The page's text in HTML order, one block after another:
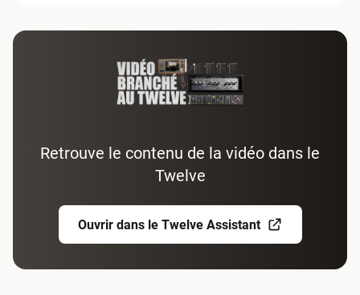
Retrouve le contenu de la vidéo dans le
Twelve
Ouvrir dans le Twelve Assistant